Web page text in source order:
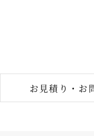
お見積り・お